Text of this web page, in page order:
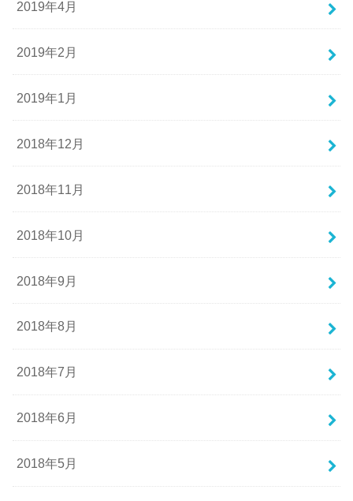
2019年4月
2019年2月
2019年1月
2018年12月
2018年11月
2018年10月
2018年9月
2018年8月
2018年7月
2018年6月
2018年5月